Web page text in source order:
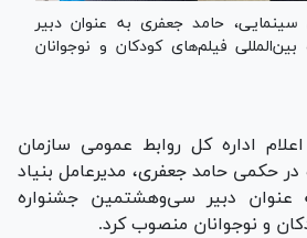
حامد جعفری به عنوان دبیر
فیلم‌های کودکان و نوجوانان
اداره کل روابط عمومی سازمان
در حکمی حامد جعفری، مدیرعامل بنیاد
عنوان دبیر سی‌وهشتمین جشنواره
و نوجوانان منصوب کرد.